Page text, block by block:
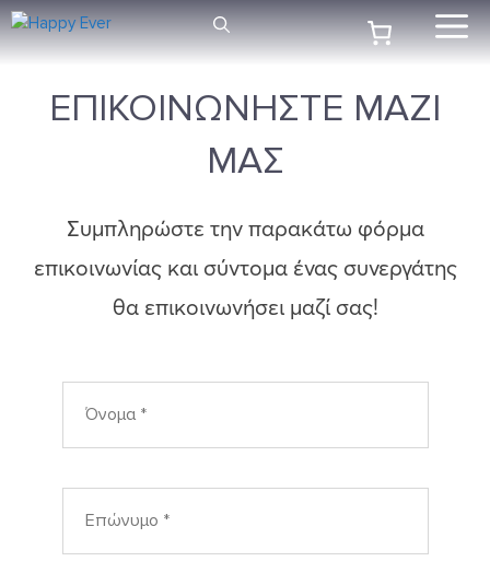
Μετάβαση
σε
ΕΠΙΚΟΙΝΩΝΗΣΤΕ ΜΑΖΙ
ΜΑΣ
Συμπληρώστε την παρακάτω φόρμα
επικοινωνίας και σύντομα ένας συνεργάτης
θα επικοινωνήσει μαζί σας!